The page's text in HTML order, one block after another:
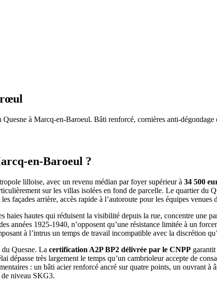
à Marcq-en-Baroeul. Bâti renforcé, cornières anti-
en-Baroeul ?
lilloise, avec un revenu médian par foyer supérieur à 34 500
sur les villas isolées en fond de parcelle. Le quartier du
façades arrière, accès rapide à l’autoroute pour les équipes
hautes qui réduisent la visibilité depuis la rue, concentre une
années 1925-1940, n’opposent qu’une résistance limitée à un
à l’intrus un temps de travail incompatible avec la discrétion
Quesne. La certification A2P BP2 délivrée par le CNPP
dépasse très largement le temps qu’un cambrioleur accepte de
: un bâti acier renforcé ancré sur quatre points, un ouvrant à
niveau SKG3.